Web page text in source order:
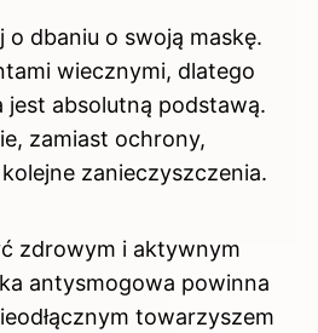
o dbaniu o swoją maskę.
wiecznymi, dlatego
jest absolutną podstawą.
zamiast ochrony,
zanieczyszczenia.
zdrowym i aktywnym
antysmogowa powinna
towarzyszem